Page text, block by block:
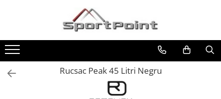
Toate Produsele
ALPINISM
Rucsac Peak 45 Litri Negru